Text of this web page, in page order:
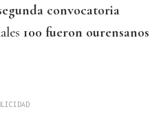
convocatoria
100 fueron ourensanos